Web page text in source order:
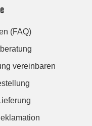
(FAQ)
vereinbaren